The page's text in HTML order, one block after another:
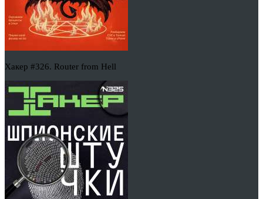
Хакер #326. Router from Hell